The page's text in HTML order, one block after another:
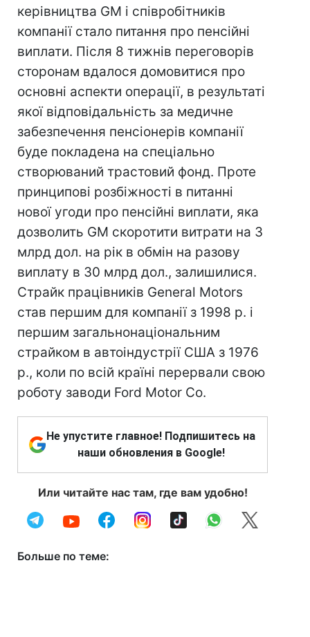
керівництва GM і співробітників
компанії стало питання про пенсійні
виплати. Після 8 тижнів переговорів
сторонам вдалося домовитися про
основні аспекти операції, в результаті
якої відповідальність за медичне
забезпечення пенсіонерів компанії
буде покладена на спеціально
створюваний трастовий фонд. Проте
принципові розбіжності в питанні
нової угоди про пенсійні виплати, яка
дозволить GM скоротити витрати на 3
млрд дол. на рік в обмін на разову
виплату в 30 млрд дол., залишилися.
Страйк працівників General Motors
став першим для компанії з 1998 р. і
першим загальнонаціональним
страйком в автоіндустрії США з 1976
р., коли по всій країні перервали свою
роботу заводи Ford Motor Co.
Не упустите главное! Подпишитесь на
наши обновления в Google!
Или читайте нас там, где вам удобно!
Больше по теме: